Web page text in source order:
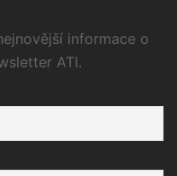
informace o
ATI.